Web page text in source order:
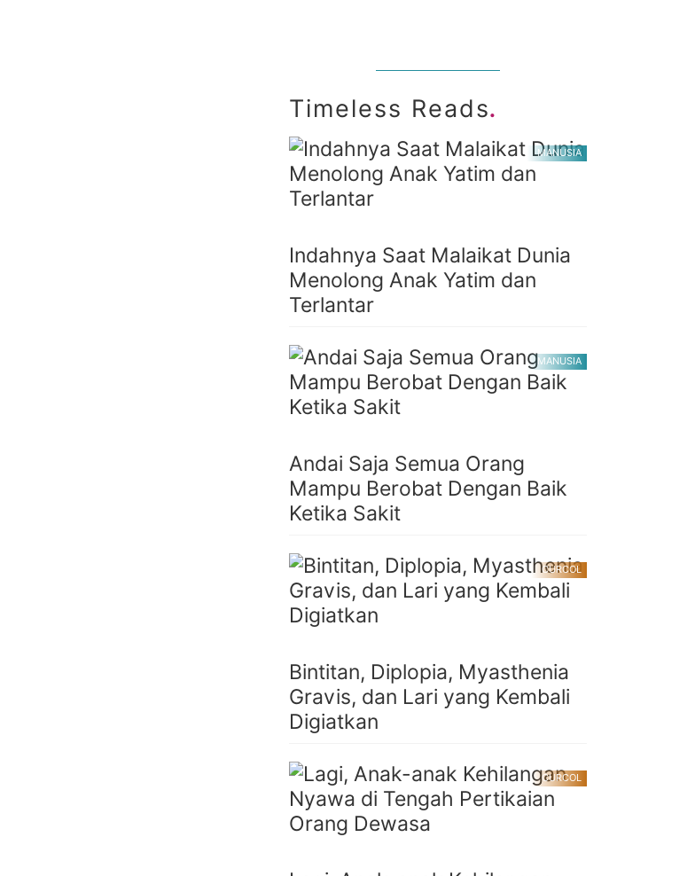
Timeless Reads.
MANUSIA
Indahnya Saat Malaikat Dunia
Menolong Anak Yatim dan
Terlantar
MANUSIA
Andai Saja Semua Orang
Mampu Berobat Dengan Baik
Ketika Sakit
CURCOL
Bintitan, Diplopia, Myasthenia
Gravis, dan Lari yang Kembali
Digiatkan
CURCOL